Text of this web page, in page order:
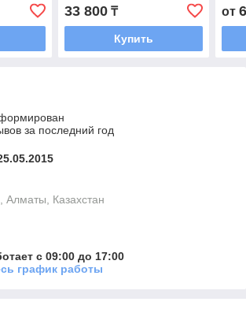
33 800₸
Купить
от
за последний год
Казахстан
с 09:00 до 17:00
график работы